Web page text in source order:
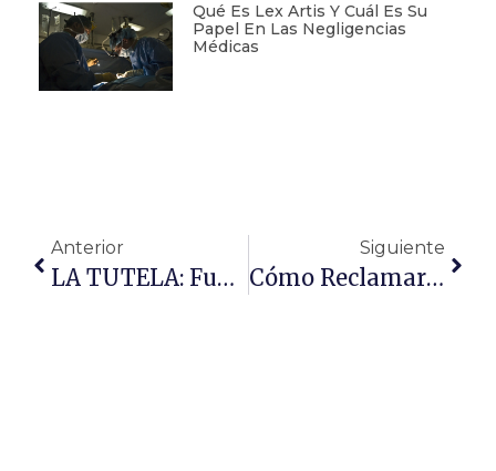
Qué Es Lex Artis Y Cuál Es Su
Papel En Las Negligencias
Médicas
Anterior
LA TUTELA: Funciones, Obligaciones Y Deberes
Siguiente
Cómo Reclamar Humedades Al Seguro Del Hogar